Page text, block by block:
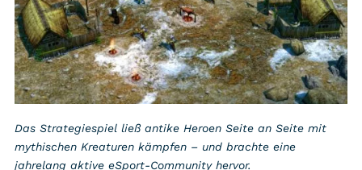
Das Strategiespiel ließ antike Heroen Seite an Seite mit
mythischen Kreaturen kämpfen – und brachte eine
jahrelang aktive eSport-Community hervor.